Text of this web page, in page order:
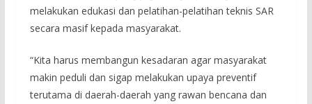
melakukan edukasi dan pelatihan-pelatihan teknis SAR
secara masif kepada masyarakat.
“Kita harus membangun kesadaran agar masyarakat
makin peduli dan sigap melakukan upaya preventif
terutama di daerah-daerah yang rawan bencana dan